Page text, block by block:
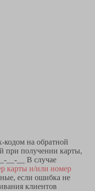
на обратной
при получении карты,
__-__ В случае
карты и/или номер
если ошибка не
клиентов